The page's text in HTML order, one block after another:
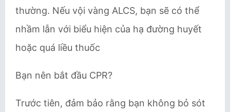
thường. Nếu vội vàng ALCS, bạn sẽ có thể
nhầm lẫn với biểu hiện của hạ đường huyết
hoặc quá liều thuốc
Bạn nên bắt đầu CPR?
Trước tiên, đảm bảo rằng bạn không bỏ sót